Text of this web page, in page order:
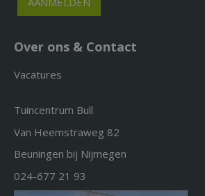
Over ons & Contact
Vacatures
Tuincentrum Bull
Van Heemstraweg 82
Beuningen bij Nijmegen
024-677 21 93